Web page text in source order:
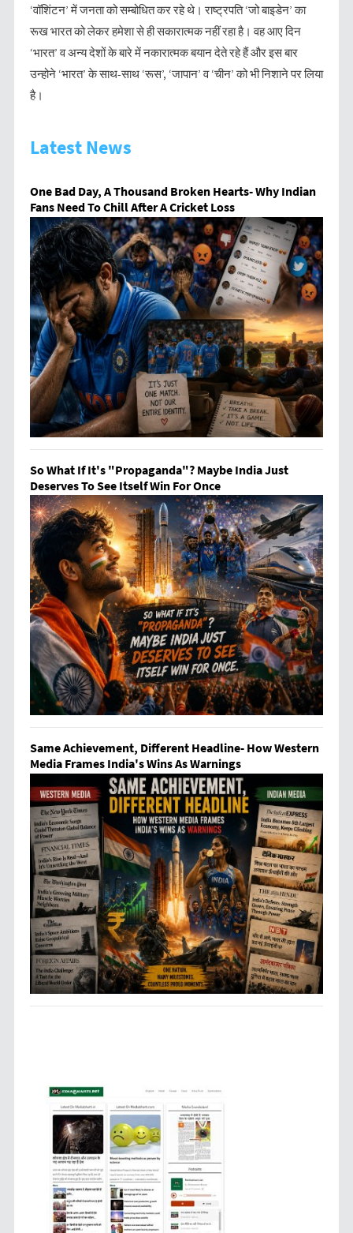
‘वॉशिंटन’ में जनता को सम्बोधित कर रहे थे। राष्ट्रपति ‘जो बाइडेन’ का
रूख भारत को लेकर हमेशा से ही सकारात्मक नहीं रहा है। वह आए दिन
‘भारत’ व अन्य देशों के बारे में नकारात्मक बयान देते रहे हैं और इस बार
उन्होने ‘भारत’ के साथ-साथ ‘रूस’, ‘जापान’ व ‘चीन’ को भी निशाने पर लिया
है।
Latest News
One Bad Day, A Thousand Broken Hearts- Why Indian
Fans Need To Chill After A Cricket Loss
So What If It's "Propaganda"? Maybe India Just
Deserves To See Itself Win For Once
Same Achievement, Different Headline- How Western
Media Frames India's Wins As Warnings